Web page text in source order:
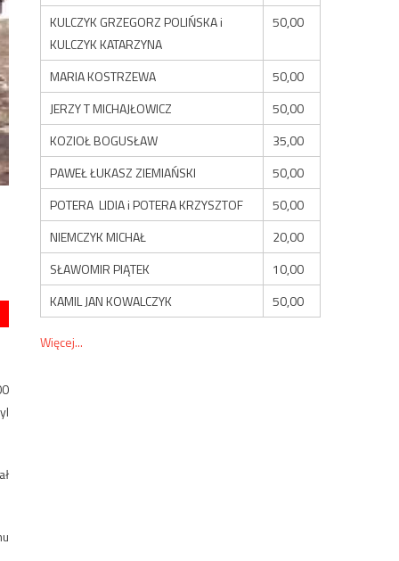
KULCZYK GRZEGORZ POLIŃSKA i
KULCZYK KATARZYNA
50,00
MARIA KOSTRZEWA
50,00
JERZY T MICHAJŁOWICZ
50,00
KOZIOŁ BOGUSŁAW
35,00
PAWEŁ ŁUKASZ ZIEMIAŃSKI
50,00
POTERA LIDIA i POTERA KRZYSZTOF
50,00
NIEMCZYK MICHAŁ
20,00
SŁAWOMIR PIĄTEK
10,00
KAMIL JAN KOWALCZYK
50,00
Więcej...